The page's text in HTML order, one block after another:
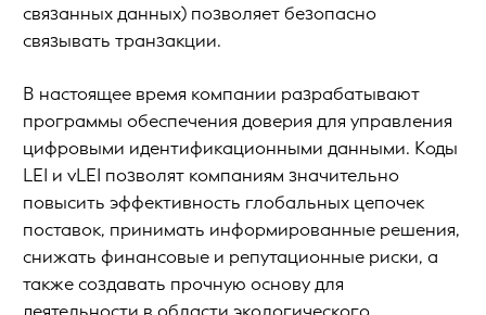
связанных данных) позволяет безопасно
связывать транзакции.
В настоящее время компании разрабатывают
программы обеспечения доверия для управления
цифровыми идентификационными данными. Коды
LEI и vLEI позволят компаниям значительно
повысить эффективность глобальных цепочек
поставок, принимать информированные решения,
снижать финансовые и репутационные риски, а
также создавать прочную основу для